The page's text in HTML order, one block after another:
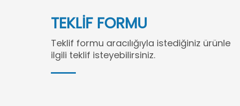
TEKLİF FORMU
Teklif formu aracılığıyla istediğiniz ürünle
ilgili teklif isteyebilirsiniz.